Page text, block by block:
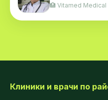
🏥 Vitamed Medical
Клиники и врачи по